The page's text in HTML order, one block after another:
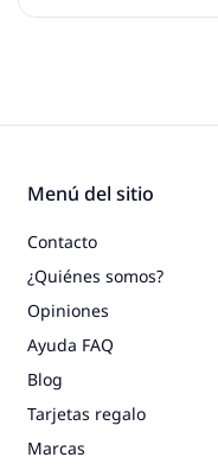
Menú del sitio
Contacto
¿Quiénes somos?
Opiniones
Ayuda FAQ
Blog
Tarjetas regalo
Marcas